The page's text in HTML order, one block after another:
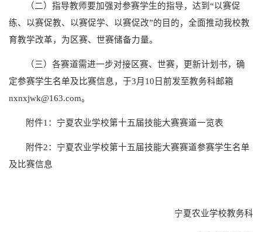
（二）指导教师要加强对参赛学生的指导，达到“以赛促
练、以赛促教、以赛促学、以赛促改”的目的，全面推动我校教
育教学改革，为区赛、世赛储备力量。
（三）各赛道需进一步对接区赛、世赛，更新计划书，确
定参赛学生名单及比赛信息，于3月10日前发至教务科邮箱
nxnxjwk@163.com。
附件1：宁夏农业学校第十五届技能大赛赛道一览表
附件2：宁夏农业学校第十五届技能大赛赛道参赛学生名单
及比赛信息
宁夏农业学校教务科